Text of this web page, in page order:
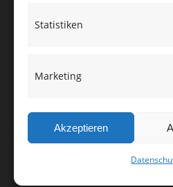
Statistiken
Marketing
Akzeptieren